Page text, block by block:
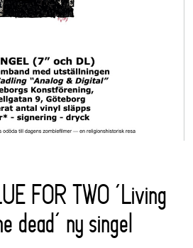
FOR TWO ‘Living
dead’ ny singel